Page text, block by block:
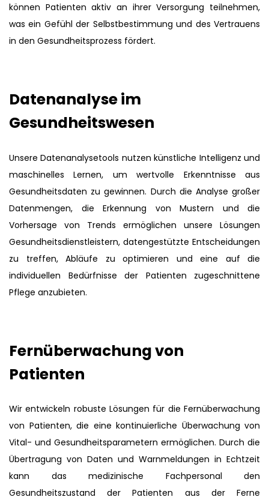
können Patienten aktiv an ihrer Versorgung teilnehmen,
was ein Gefühl der Selbstbestimmung und des Vertrauens
in den Gesundheitsprozess fördert.
Datenanalyse im
Gesundheitswesen
Unsere Datenanalysetools nutzen künstliche Intelligenz und
maschinelles Lernen, um wertvolle Erkenntnisse aus
Gesundheitsdaten zu gewinnen. Durch die Analyse großer
Datenmengen, die Erkennung von Mustern und die
Vorhersage von Trends ermöglichen unsere Lösungen
Gesundheitsdienstleistern, datengestützte Entscheidungen
zu treffen, Abläufe zu optimieren und eine auf die
individuellen Bedürfnisse der Patienten zugeschnittene
Pflege anzubieten.
Fernüberwachung von
Patienten
Wir entwickeln robuste Lösungen für die Fernüberwachung
von Patienten, die eine kontinuierliche Überwachung von
Vital- und Gesundheitsparametern ermöglichen. Durch die
Übertragung von Daten und Warnmeldungen in Echtzeit
kann das medizinische Fachpersonal den
Gesundheitszustand der Patienten aus der Ferne